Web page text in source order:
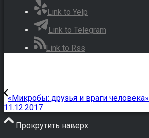
Link to Yelp
Link to Telegram
Link to Rss
«Микробы: друзья и враги человека»
11.12.2017
Прокрутить наверх